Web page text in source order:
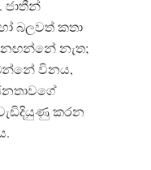
ජාතීන්
බලවත් කතා
නැත;
විනය,
කරන